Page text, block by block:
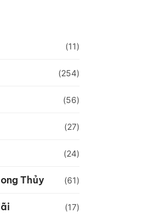
(11)
(254)
(56)
(27)
(24)
Thủy (61)
(17)